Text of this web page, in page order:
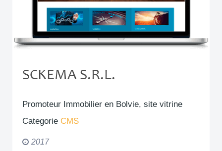
SCKEMA S.R.L.
Promoteur Immobilier en Bolvie, site vitrine
Categorie CMS
2017